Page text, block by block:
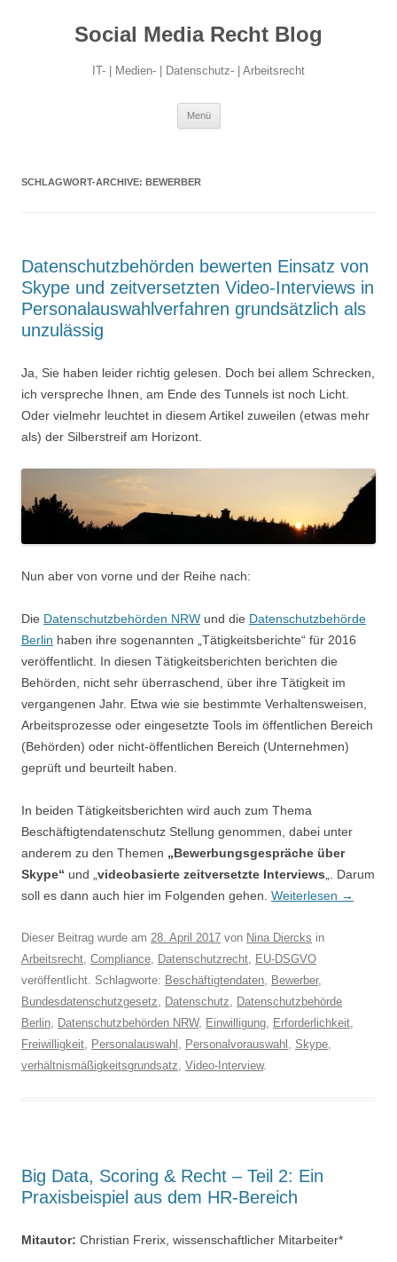
Social Media Recht Blog
IT- | Medien- | Datenschutz- | Arbeitsrecht
Menü
SCHLAGWORT-ARCHIVE: BEWERBER
Datenschutzbehörden bewerten Einsatz von
Skype und zeitversetzten Video-Interviews in
Personalauswahlverfahren grundsätzlich als
unzulässig
Ja, Sie haben leider richtig gelesen. Doch bei allem Schrecken,
ich verspreche Ihnen, am Ende des Tunnels ist noch Licht.
Oder vielmehr leuchtet in diesem Artikel zuweilen (etwas mehr
als) der Silberstreif am Horizont.
Nun aber von vorne und der Reihe nach:
Die Datenschutzbehörden NRW und die Datenschutzbehörde
Berlin haben ihre sogenannten „Tätigkeitsberichte“ für 2016
veröffentlicht. In diesen Tätigkeitsberichten berichten die
Behörden, nicht sehr überraschend, über ihre Tätigkeit im
vergangenen Jahr. Etwa wie sie bestimmte Verhaltensweisen,
Arbeitsprozesse oder eingesetzte Tools im öffentlichen Bereich
(Behörden) oder nicht-öffentlichen Bereich (Unternehmen)
geprüft und beurteilt haben.
In beiden Tätigkeitsberichten wird auch zum Thema
Beschäftigtendatenschutz Stellung genommen, dabei unter
anderem zu den Themen „Bewerbungsgespräche über
Skype“ und „videobasierte zeitversetzte Interviews„. Darum
soll es dann auch hier im Folgenden gehen. Weiterlesen →
Dieser Beitrag wurde am 28. April 2017 von Nina Diercks in
Arbeitsrecht, Compliance, Datenschutzrecht, EU-DSGVO
veröffentlicht. Schlagworte: Beschäftigtendaten, Bewerber,
Bundesdatenschutzgesetz, Datenschutz, Datenschutzbehörde
Berlin, Datenschutzbehörden NRW, Einwilligung, Erforderlichkeit,
Freiwilligkeit, Personalauswahl , Personalvorauswahl , Skype,
verhältnismäßigkeitsgrundsatz, Video-Interview.
Big Data, Scoring & Recht – Teil 2: Ein
Praxisbeispiel aus dem HR-Bereich
Mitautor: Christian Frerix, wissenschaftlicher Mitarbeiter*